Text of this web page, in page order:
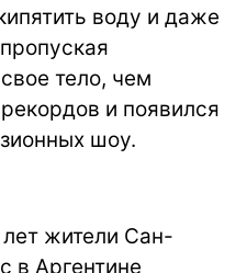
воду и даже
тело, чем
и появился
шоу.
жители Сан-
в Аргентине